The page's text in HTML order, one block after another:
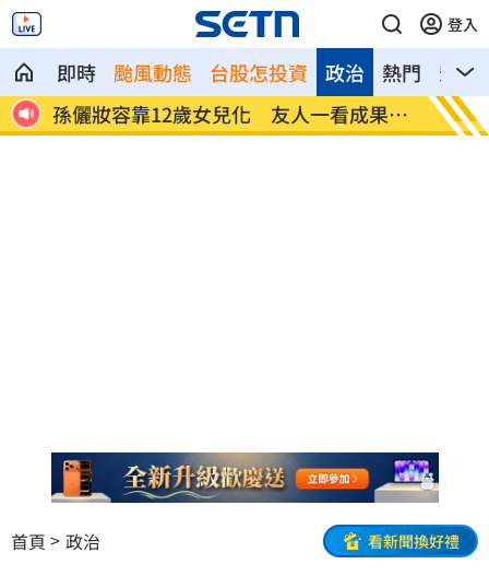
登入
即時 颱風動態 台股怎投資 熱門 影音
政治
主
孫儷妝容靠12歲女兒化 友人一看成果驚
呆
黃捷
品
首頁 政治 看新聞換好禮